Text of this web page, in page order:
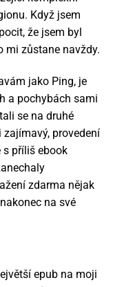
Když jsem
že jsem byl
mi zůstane navždy.
jako Ping, je
a pochybách sami
se na druhé
provedení
s příliš ebook
zdarma​ nějak
na své
epub na moji